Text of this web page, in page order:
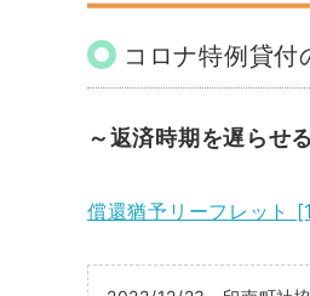
コロナ特例貸付
～返済時期を遅らせ
償還猶予リーフレット